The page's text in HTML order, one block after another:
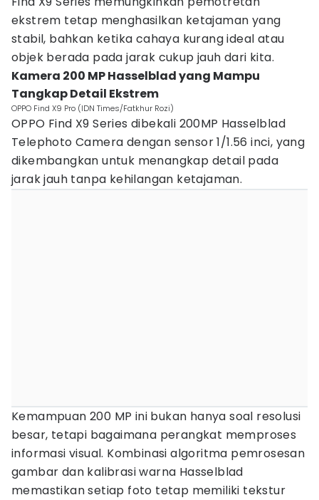
ekstrem tetap menghasilkan ketajaman yang
stabil, bahkan ketika cahaya kurang ideal atau
objek berada pada jarak cukup jauh dari kita.
Kamera 200 MP Hasselblad yang Mampu
Tangkap Detail Ekstrem
OPPO Find X9 Pro (IDN Times/Fatkhur Rozi)
OPPO Find X9 Series dibekali 200MP Hasselblad
Telephoto Camera dengan sensor 1/1.56 inci, yang
dikembangkan untuk menangkap detail pada
jarak jauh tanpa kehilangan ketajaman.
Kemampuan 200 MP ini bukan hanya soal resolusi
besar, tetapi bagaimana perangkat memproses
informasi visual. Kombinasi algoritma pemrosesan
gambar dan kalibrasi warna Hasselblad
memastikan setiap foto tetap memiliki tekstur